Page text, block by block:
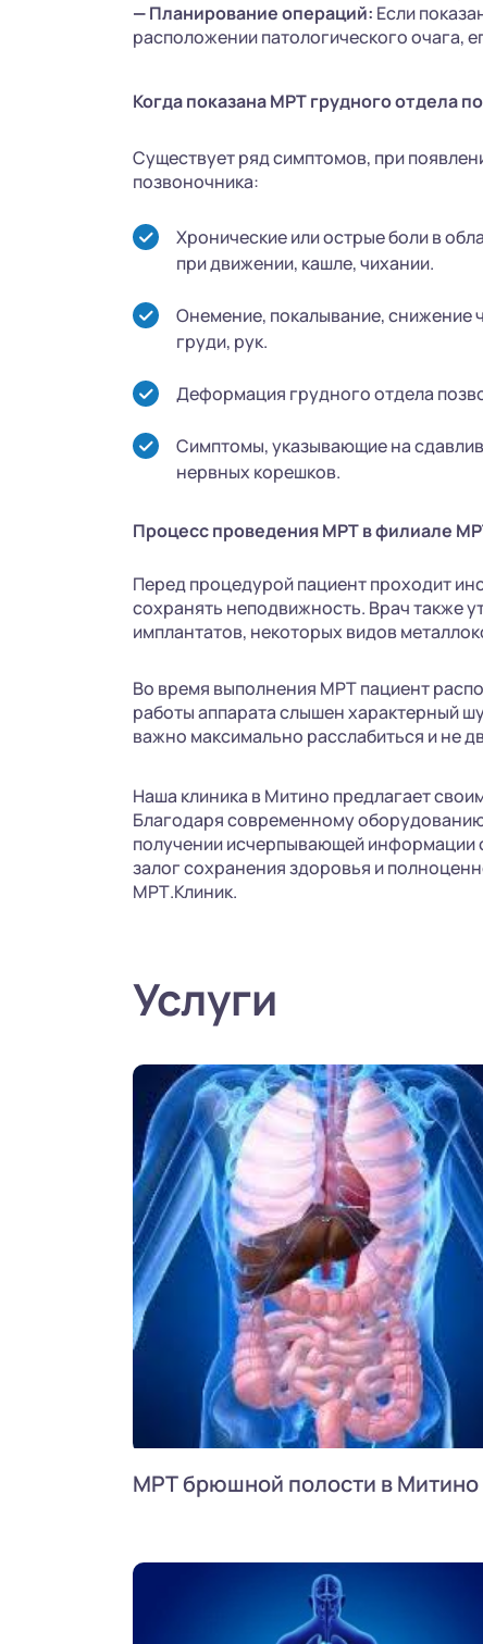
—Планирование операций: Если
расположении патологического очага,
Когда показана МРТ грудного отдела
Существует ряд симптомов, при
позвоночника:
Хронические или острые боли в
при движении, кашле, чихании.
Онемение, покалывание, снижение
груди, рук.
Деформация грудного отдела
Симптомы, указывающие на
нервных корешков.
Процесс проведения МРТ в филиале
Перед процедурой пациент проходит
сохранять неподвижность. Врач также
имплантатов, некоторых видов
Во время выполнения МРТ пациент
работы аппарата слышен характерный
важно максимально расслабиться и не
Наша клиника в Митино предлагает
Благодаря современному
получении исчерпывающей информации
залог сохранения здоровья и
МРТ.Клиник.
Услуги
МРТ брюшной полости в Митино